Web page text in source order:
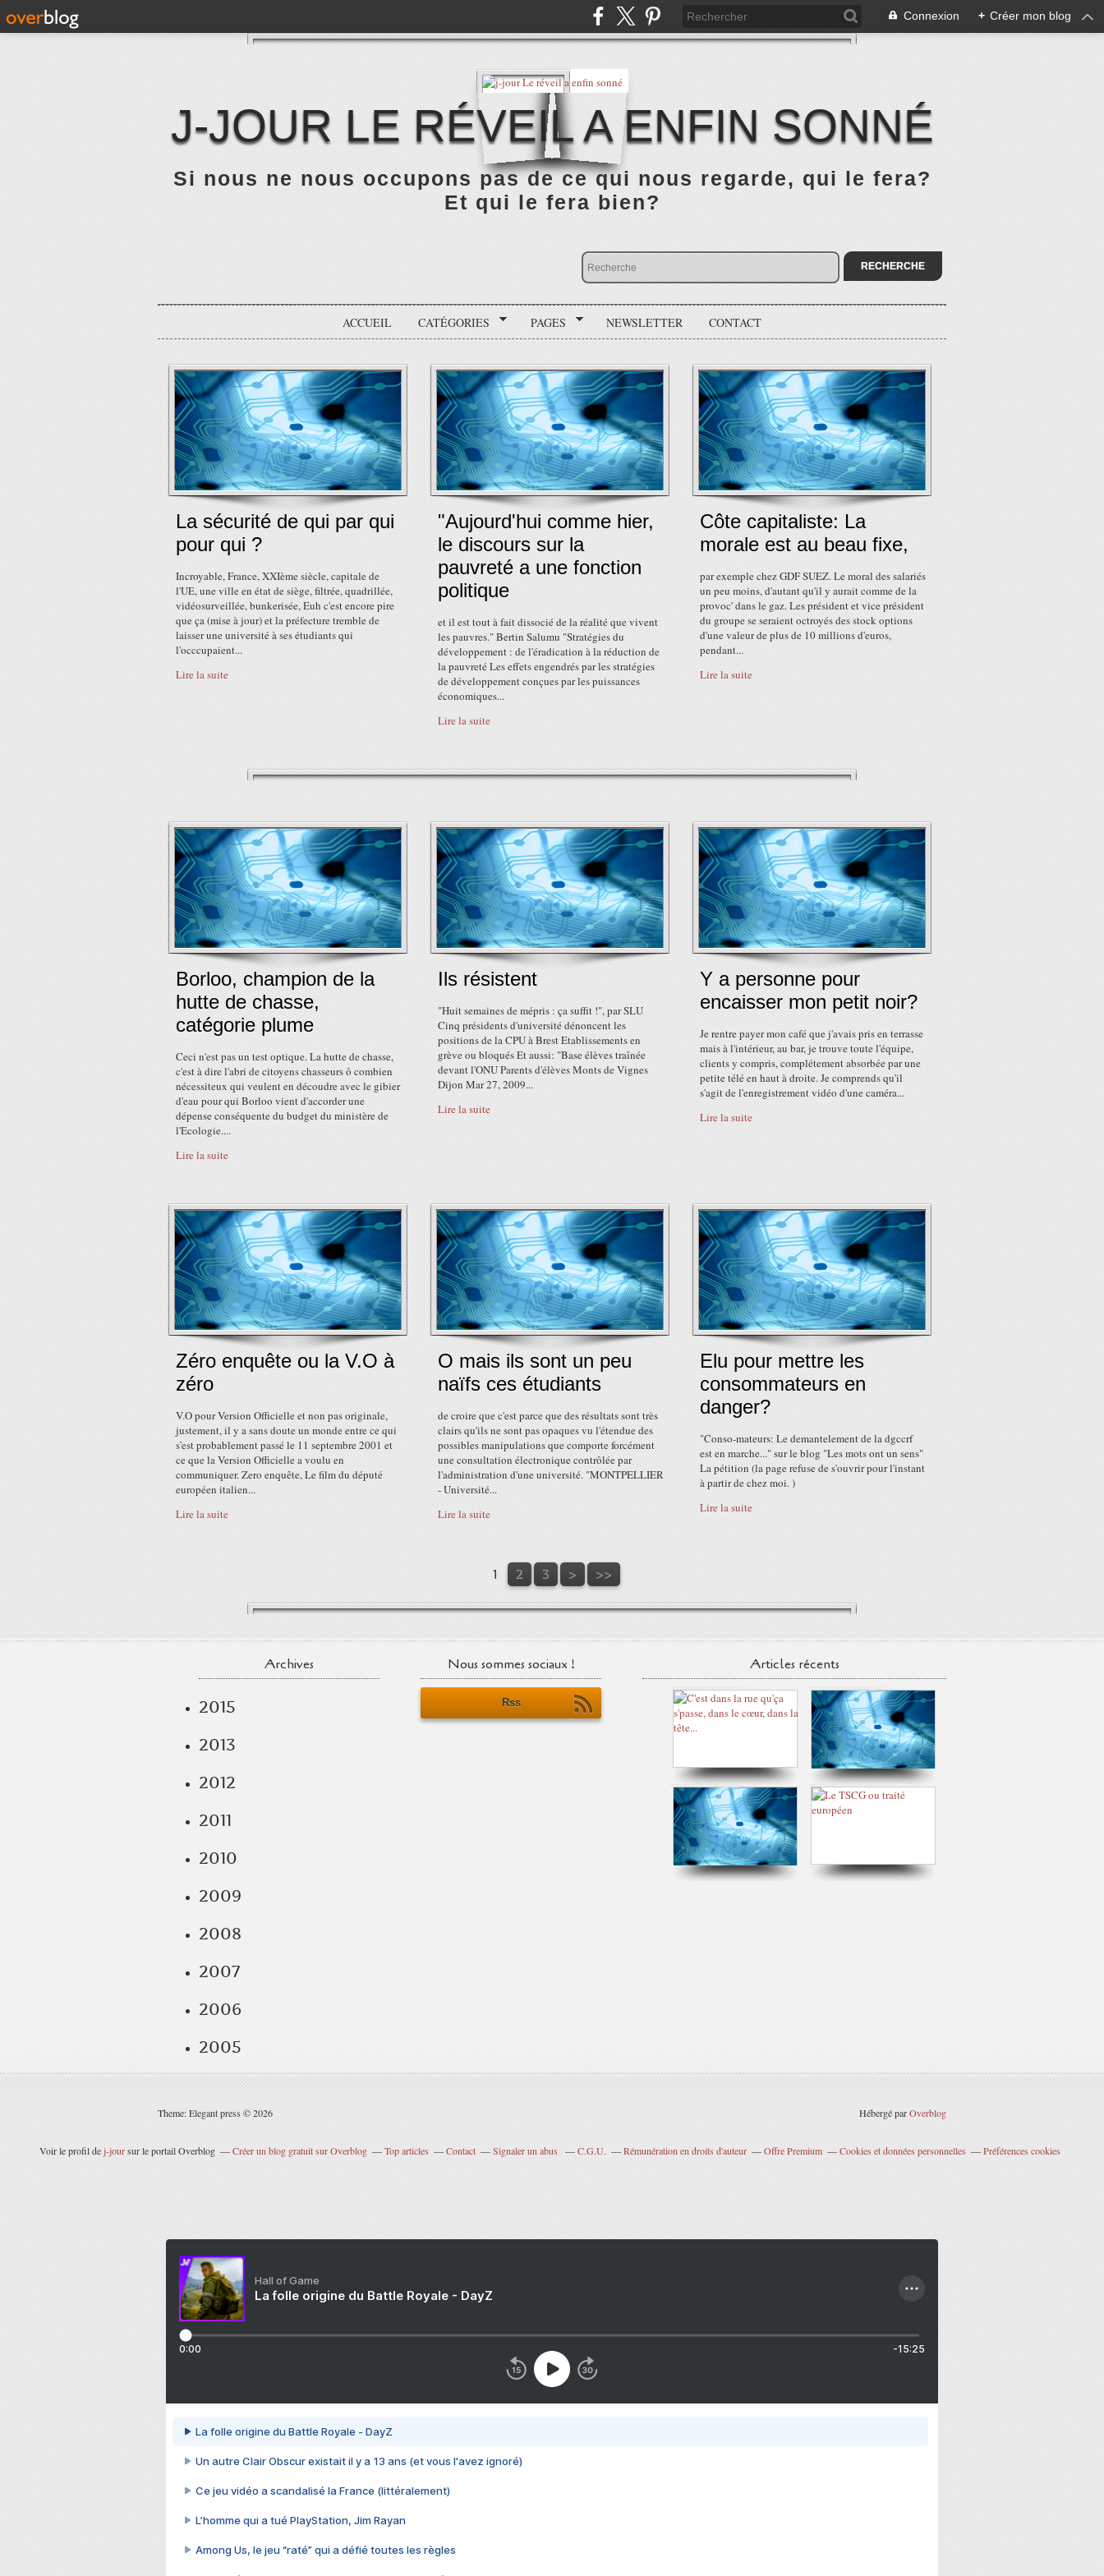
Connexion + Créer mon blog
J-JOUR LE RÉVEIL A ENFIN SONNÉ
Si nous ne nous occupons pas de ce qui nous regarde, qui le fera?
Et qui le fera bien?
ACCUEIL CATÉGORIES PAGES NEWSLETTER CONTACT
La sécurité de qui par qui
pour qui ?
Incroyable, France, XXIème siècle, capitale de
l'UE, une ville en état de siège, filtrée, quadrillée,
vidéosurveillée, bunkerisée, Euh c'est encore pire
que ça (mise à jour) et la préfecture tremble de
laisser une université à ses étudiants qui
l'occcupaient...
Lire la suite
"Aujourd'hui comme hier,
le discours sur la
pauvreté a une fonction
politique
et il est tout à fait dissocié de la réalité que vivent
les pauvres." Bertin Salumu "Stratégies du
développement : de l'éradication à la réduction de
la pauvreté Les effets engendrés par les stratégies
de développement conçues par les puissances
économiques...
Lire la suite
Côte capitaliste: La
morale est au beau fixe,
par exemple chez GDF SUEZ. Le moral des salariés
un peu moins, d'autant qu'il y aurait comme de la
provoc' dans le gaz. Les président et vice président
du groupe se seraient octroyés des stock options
d'une valeur de plus de 10 millions d'euros,
pendant...
Lire la suite
Borloo, champion de la
hutte de chasse,
catégorie plume
Ceci n'est pas un test optique. La hutte de chasse,
c'est à dire l'abri de citoyens chasseurs ô combien
nécessiteux qui veulent en découdre avec le gibier
d'eau pour qui Borloo vient d'accorder une
dépense conséquente du budget du ministère de
l'Ecologie....
Lire la suite
Ils résistent
"Huit semaines de mépris : ça suffit !", par SLU
Cinq présidents d'université dénoncent les
positions de la CPU à Brest Etablissements en
grève ou bloqués Et aussi: "Base élèves traînée
devant l'ONU Parents d'élèves Monts de Vignes
Dijon Mar 27, 2009...
Lire la suite
Y a personne pour
encaisser mon petit noir?
Je rentre payer mon café que j'avais pris en terrasse
mais à l'intérieur, au bar, je trouve toute l'équipe,
clients y compris, complétement absorbée par une
petite télé en haut à droite. Je comprends qu'il
s'agit de l'enregistrement vidéo d'une caméra...
Lire la suite
Zéro enquête ou la V.O à
zéro
V.O pour Version Officielle et non pas originale,
justement, il y a sans doute un monde entre ce qui
s'est probablement passé le 11 septembre 2001 et
ce que la Version Officielle a voulu en
communiquer. Zero enquête, Le film du député
européen italien...
Lire la suite
O mais ils sont un peu
naïfs ces étudiants
de croire que c'est parce que des résultats sont très
clairs qu'ils ne sont pas opaques vu l'étendue des
possibles manipulations que comporte forcément
une consultation électronique contrôlée par
l'administration d'une université. "MONTPELLIER
- Université...
Lire la suite
Elu pour mettre les
consommateurs en
danger?
"Conso-mateurs: Le demantelement de la dgccrf
est en marche..." sur le blog "Les mots ont un sens"
La pétition (la page refuse de s'ouvrir pour l'instant
à partir de chez moi. )
Lire la suite
1 2 3 > >>
Archives
2015
2013
2012
2011
2010
2009
2008
2007
2006
2005
Nous sommes sociaux !
Rss
Articles récents
Theme: Elegant press © 2026 Hébergé parOverblog
Voir le profil dej-joursur le portail Overblog Créer un blog gratuit sur Overblog Top articles Contact Signaler un abus C.G.U. Rémunération en droits d'auteur Offre Premium Cookies et données personnelles Préférences cookies
Hall of Game
La folle origine du Battle Royale - DayZ
0:00 -15:25
La folle origine du Battle Royale - DayZ
Un autre Clair Obscur existait il y a 13 ans (et vous l'avez ignoré)
Ce jeu vidéo a scandalisé la France (littéralement)
L’homme qui a tué PlayStation, Jim Rayan
Among Us, le jeu “raté” qui a défié toutes les règles